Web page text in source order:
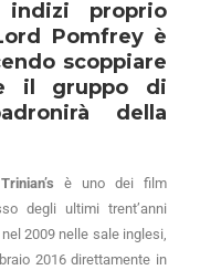
proprio
Pomfrey è
scoppiare
il gruppo di
della
è uno dei film
degli ultimi trent’anni
2009 nelle sale inglesi,
2016 direttamente in